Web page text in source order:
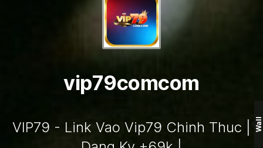
vip79comcom
VIP79 - Link Vao Vip79 Chinh Thuc |
Wall